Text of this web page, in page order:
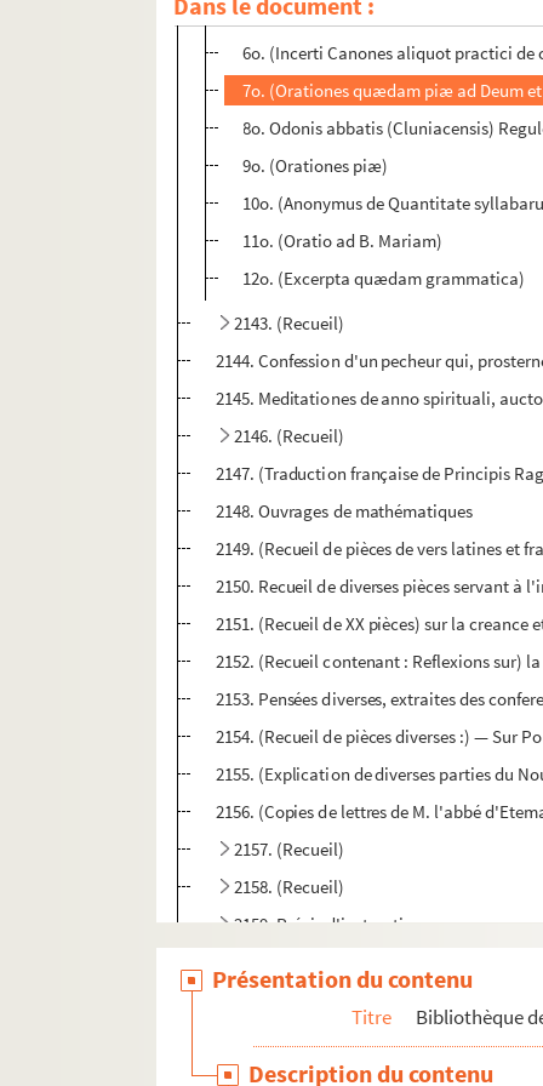
5o. Helperici liber de Compoto
6o. (Incerti Canones aliquot practici de
7o. (Orationes quædam piæ ad Deum
8o. Odonis abbatis (Cluniacensis)
9o. (Orationes piæ)
10o. (Anonymus de Quantitate
11o. (Oratio ad B. Mariam)
12o. (Excerpta quædam grammatica)
2143. (Recueil)
2144. Confession d'un pecheur qui,
2145. Meditationes de anno spirituali,
2146. (Recueil)
2147. (Traduction française de Principis
2148. Ouvrages de mathématiques
2149. (Recueil de pièces de vers latines et
2150. Recueil de diverses pièces servant à
2151. (Recueil de XX pièces) sur la
2152. (Recueil contenant : Reflexions sur)
2153. Pensées diverses, extraites des
2154. (Recueil de pièces diverses :) — Sur
2155. (Explication de diverses parties du
2156. (Copies de lettres de M. l'abbé
2157. (Recueil)
2158. (Recueil)
2159. Précis d'instructions
2163. Recueil de pieces diverses sur les
Présentation du contenu
Titre Bibliothèque
Description du contenu